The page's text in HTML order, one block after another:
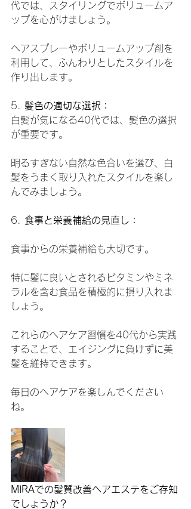
代では、スタイリングでボリュームア
ップを心がけましょう。
ヘアスプレーやボリュームアップ剤を
利用して、ふんわりとしたスタイルを
作り出します。
5. 髪色の適切な選択：
白髪が気になる40代では、髪色の選択
が重要です。
明るすぎない自然な色合いを選び、白
髪をうまく取り入れたスタイルを楽し
んでみましょう。
6. 食事と栄養補給の見直し：
食事からの栄養補給も大切です。
特に髪に良いとされるビタミンやミネ
ラルを含む食品を積極的に摂り入れま
しょう。
これらのヘアケア習慣を40代から実践
することで、エイジングに負けずに美
髪を維持できます。
毎日のヘアケアを楽しんでください
ね。
MIRAでの髪質改善ヘアエステをご存知
でしょうか？